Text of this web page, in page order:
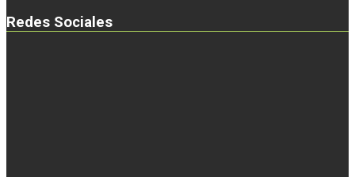
Redes Sociales